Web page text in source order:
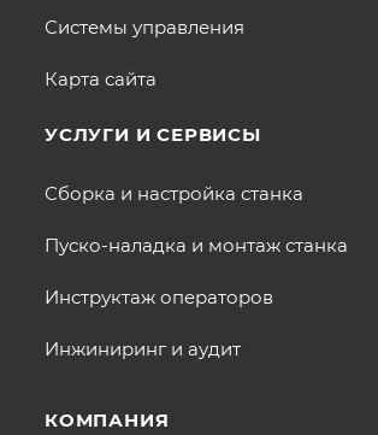
Системы управления
Карта сайта
УСЛУГИ И СЕРВИСЫ
Сборка и настройка станка
Пуско-наладка и монтаж станка
Инструктаж операторов
Инжиниринг и аудит
КОМПАНИЯ